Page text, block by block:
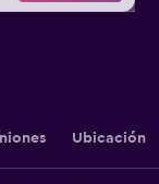
Ubicación